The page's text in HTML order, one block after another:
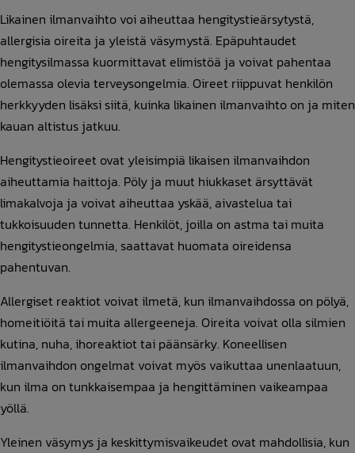
Likainen ilmanvaihto voi aiheuttaa hengitystieärsytystä,
allergisia oireita ja yleistä väsymystä. Epäpuhtaudet
hengitysilmassa kuormittavat elimistöä ja voivat pahentaa
olemassa olevia terveysongelmia. Oireet riippuvat henkilön
herkkyyden lisäksi siitä, kuinka likainen ilmanvaihto on ja miten
kauan altistus jatkuu.
Hengitystieoireet ovat yleisimpiä likaisen ilmanvaihdon
aiheuttamia haittoja. Pöly ja muut hiukkaset ärsyttävät
limakalvoja ja voivat aiheuttaa yskää, aivastelua tai
tukkoisuuden tunnetta. Henkilöt, joilla on astma tai muita
hengitystieongelmia, saattavat huomata oireidensa
pahentuvan.
Allergiset reaktiot voivat ilmetä, kun ilmanvaihdossa on pölyä,
homeitiöitä tai muita allergeeneja. Oireita voivat olla silmien
kutina, nuha, ihoreaktiot tai päänsärky. Koneellisen
ilmanvaihdon ongelmat voivat myös vaikuttaa unenlaatuun,
kun ilma on tunkkaisempaa ja hengittäminen vaikeampaa
yöllä.
Yleinen väsymys ja keskittymisvaikeudet ovat mahdollisia, kun